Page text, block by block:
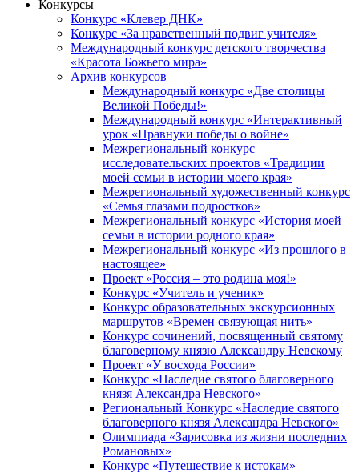
Конкурсы
Конкурс «Клевер ДНК»
Конкурс «За нравственный подвиг учителя»
Международный конкурс детского творчества
«Красота Божьего мира»
Архив конкурсов
Международный конкурс «Две столицы
Великой Победы!»
Международный конкурс «Интерактивный
урок «Правнуки победы о войне»
Межрегиональный конкурс
исследовательских проектов «Традиции
моей семьи в истории моего края»
Межрегиональный художественный конкурс
«Семья глазами подростков»
Межрегиональный конкурс «История моей
семьи в истории родного края»
Межрегиональный конкурс «Из прошлого в
настоящее»
Проект «Россия – это родина моя!»
Конкурс «Учитель и ученик»
Конкурс образовательных экскурсионных
маршрутов «Времен связующая нить»
Конкурс сочинений, посвященный святому
благоверному князю Александру Невскому
Проект «У восхода России»
Конкурс «Наследие святого благоверного
князя Александра Невского»
Региональный Конкурс «Наследие святого
благоверного князя Александра Невского»
Олимпиада «Зарисовка из жизни последних
Романовых»
Конкурс «Путешествие к истокам»